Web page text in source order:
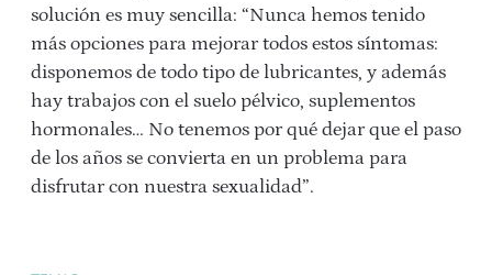
solución es muy sencilla: “Nunca hemos tenido
más opciones para mejorar todos estos síntomas:
disponemos de todo tipo de lubricantes, y además
hay trabajos con el suelo pélvico, suplementos
hormonales… No tenemos por qué dejar que el paso
de los años se convierta en un problema para
disfrutar con nuestra sexualidad”.